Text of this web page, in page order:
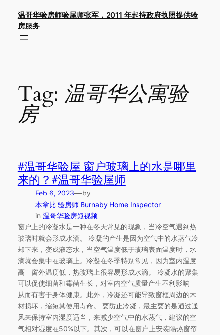
content
温哥华验房师验屋师张军，2011 年起持政府执照提供验
房服务
Tag: 温哥华公寓验
房
#温哥华验屋 窗户玻璃上的水是哪里
来的？#温哥华验屋师
Feb 6, 2023—by
本拿比 验房师 Burnaby Home Inspector
in 温哥华验房短视频
窗户上的冷凝水是一种在冬天常见的现象，当冷空气遇到热
玻璃时就会形成水滴。 冷凝的产生是因为空气中的水蒸气冷
却下来，变成液态水，当空气温度低于玻璃表面温度时，水
滴就会集中在玻璃上。冷凝在冬季特别常见，因为室内温度
高，窗外温度低，热玻璃上很容易形成水滴。 冷凝水的聚集
可以促使细菌和霉菌生长，对室内空气质量产生不利影响，
从而有害于身体健康。此外，冷凝还可能导致窗框周边的木
材损坏，缩短其使用寿命。 要防止冷凝，最主要的是通过通
风来保持室内湿度适当，来减少空气中的水蒸气，建议的空
气相对湿度在50%以下。其次，可以在窗户上安装隔热窗帘